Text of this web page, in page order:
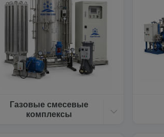
Газовые смесевые
комплексы